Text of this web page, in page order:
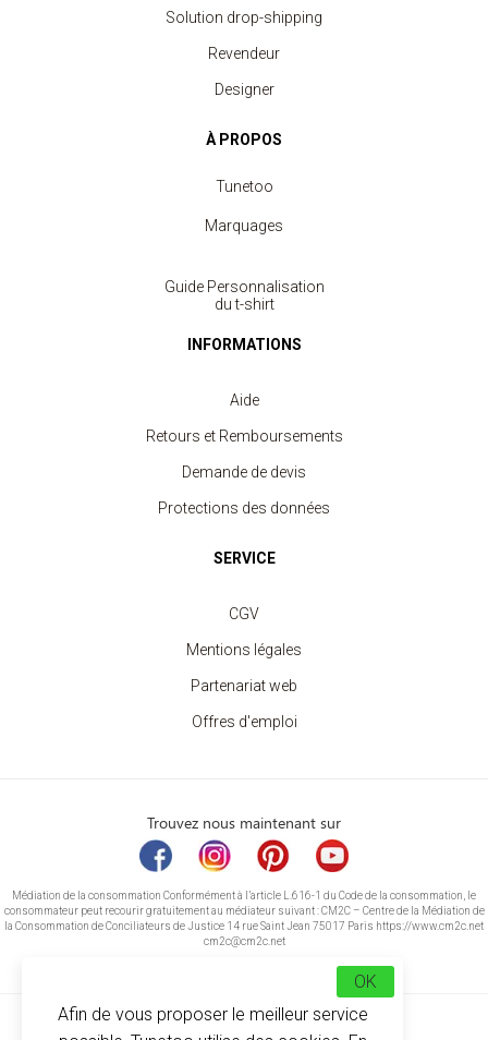
Solution drop-shipping
Revendeur
Designer
À PROPOS
Tunetoo
Marquages
Guide Personnalisation
du t-shirt
INFORMATIONS
Aide
Retours et Remboursements
Demande de devis
Protections des données
SERVICE
CGV
Mentions légales
Partenariat web
Offres d'emploi
Trouvez nous maintenant sur
Médiation de la consommation Conformément à l’article L.616-1 du Code de la consommation, le
consommateur peut recourir gratuitement au médiateur suivant : CM2C – Centre de la Médiation de
la Consommation de Conciliateurs de Justice 14 rue Saint Jean 75017 Paris https://www.cm2c.net
cm2c@cm2c.net
Afin de vous proposer le meilleur service
OK